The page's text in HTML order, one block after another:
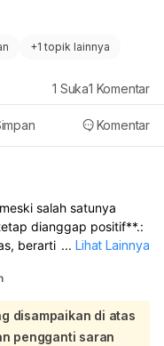
+1 topik lainnya
Komentar
1 Suka1 Komentar
salah satunya
dianggap positif**.:
berarti negatif
pertama
tes darah hCG
... Lihat Lainnya
disampaikan di atas
pengganti saran